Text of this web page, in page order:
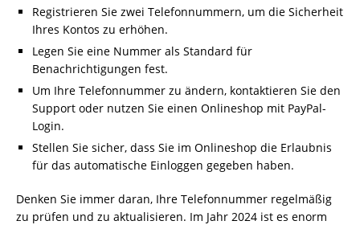
Registrieren Sie zwei Telefonnummern, um die Sicherheit
Ihres Kontos zu erhöhen.
Legen Sie eine Nummer als Standard für
Benachrichtigungen fest.
Um Ihre Telefonnummer zu ändern, kontaktieren Sie den
Support oder nutzen Sie einen Onlineshop mit PayPal-
Login.
Stellen Sie sicher, dass Sie im Onlineshop die Erlaubnis
für das automatische Einloggen gegeben haben.
Denken Sie immer daran, Ihre Telefonnummer regelmäßig
zu prüfen und zu aktualisieren. Im Jahr 2024 ist es enorm